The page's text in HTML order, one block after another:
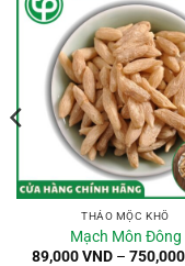
THẢO MỘC KHÔ
Mạch Môn Đông
89,000VND – 750,000
VND
VND